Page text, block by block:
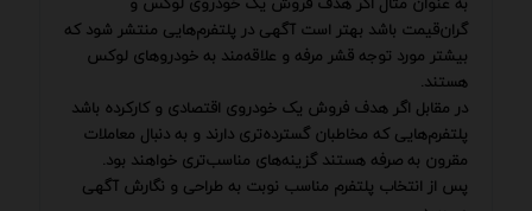
گران‌قیمت باشد بهتر است آگهی در پلتفرم‌هایی منتشر شود که
بیشتر مورد توجه قشر مرفه و علاقه‌مند به خودروهای لوکس
هستند.
در مقابل اگر هدف فروش یک خودروی اقتصادی و کارکرده باشد
پلتفرم‌هایی که مخاطبان گسترده‌تری دارند و به دنبال معاملات
مقرون به صرفه هستند گزینه‌های مناسب‌تری خواهند بود.
پس از انتخاب پلتفرم مناسب نوبت به طراحی و نگارش آگهی